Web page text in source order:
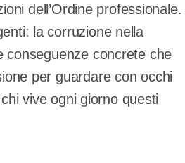
dell’Ordine professionale.
la corruzione nella
conseguenze concrete che
per guardare con occhi
vive ogni giorno questi